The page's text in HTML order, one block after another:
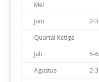
Mei
Juni
2-3
Quartal Ketiga
Juli
5-6
Agustus
2-3